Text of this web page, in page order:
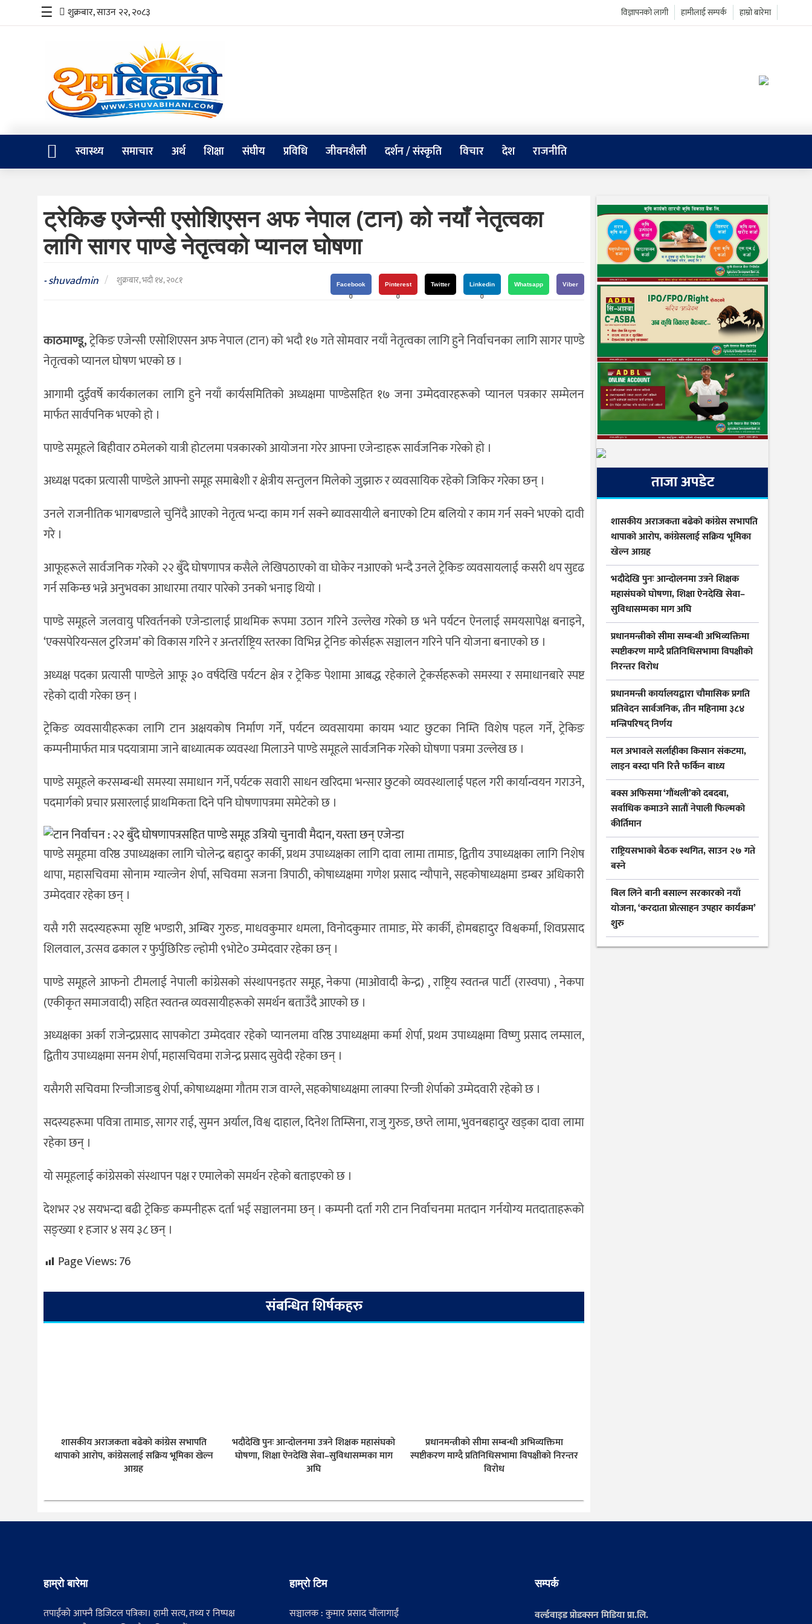
समाचार
संघीय
जीवनशैली
संस्कृति
राजनीति
☰ शुक्रबार, साउन २२, २०८३ हाम्रो बारेमा
हामीलाई सम्पर्क
विज्ञापनको लागी
स्वास्थ्य समाचार अर्थ शिक्षा संघीय प्रविधि जीवनशैली दर्शन / संस्कृति विचार देश राजनीति
ट्रेकिङ एजेन्सी एसोशिएसन अफ नेपाल (टान) को नयाँ नेतृत्वका
लागि सागर पाण्डे नेतृत्वको प्यानल घोषणा
-shuvadmin / शुक्रबार, भदौ १४, २०८१
Facebook
0
Pinterest
0
Twitter
Linkedin
0
Whatsapp Viber
काठमाण्डू,ट्रेकिङ एजेन्सी एसोशिएसन अफ नेपाल (टान) को भदौ १७ गते सोमवार नयाँ नेतृत्वका लागि हुने निर्वाचनका लागि सागर पाण्डे
नेतृत्वको प्यानल घोषण भएको छ ।
आगामी दुईवर्षे कार्यकालका लागि हुने नयाँ कार्यसमितिको अध्यक्षमा पाण्डेसहित १७ जना उम्मेदवारहरूको प्यानल पत्रकार सम्मेलन
मार्फत सार्वपनिक भएको हो ।
पाण्डे समूहले बिहीवार ठमेलको यात्री होटलमा पत्रकारको आयोजना गरेर आफ्ना एजेन्डाहरू सार्वजनिक गरेको हो ।
अध्यक्ष पदका प्रत्यासी पाण्डेले आफ्नो समूह समाबेशी र क्षेत्रीय सन्तुलन मिलेको जुझारु र व्यवसायिक रहेको जिकिर गरेका छन् ।
उनले राजनीतिक भागबण्डाले चुनिंदै आएको नेतृत्व भन्दा काम गर्न सक्ने ब्यावसायीले बनाएको टिम बलियो र काम गर्न सक्ने भएको दावी
गरे ।
आफूहरूले सार्वजनिक गरेको २२ बुँदे घोषणापत्र कसैले लेखिपठाएको वा घोकेर नआएको भन्दै उनले ट्रेकिङ व्यवसायलाई कसरी थप सुदृढ
गर्न सकिन्छ भन्ने अनुभवका आधारमा तयार पारेको उनको भनाइ थियो ।
पाण्डे समूहले जलवायु परिवर्तनको एजेन्डालाई प्राथमिक रूपमा उठान गरिने उल्लेख गरेको छ भने पर्यटन ऐनलाई समयसापेक्ष बनाइने,
‘एक्सपेरियन्सल टुरिजम’ को विकास गरिने र अन्तर्राष्ट्रिय स्तरका विभिन्न ट्रेनिङ कोर्सहरू सञ्चालन गरिने पनि योजना बनाएको छ ।
अध्यक्ष पदका प्रत्यासी पाण्डेले आफू ३० वर्षदेखि पर्यटन क्षेत्र र ट्रेकिङ पेशामा आबद्ध रहेकाले ट्रेकर्सहरूको समस्या र समाधानबारे स्पष्ट
रहेको दावी गरेका छन् ।
ट्रेकिङ व्यवसायीहरूका लागि टान अक्षयकोष निर्माण गर्ने, पर्यटन व्यवसायमा कायम भ्याट छुटका निम्ति विशेष पहल गर्ने, ट्रेकिङ
कम्पनीमार्फत मात्र पदयात्रामा जाने बाध्यात्मक व्यवस्था मिलाउने पाण्डे समूहले सार्वजनिक गरेको घोषणा पत्रमा उल्लेख छ ।
पाण्डे समूहले करसम्बन्धी समस्या समाधान गर्ने, पर्यटक सवारी साधन खरिदमा भन्सार छुटको व्यवस्थालाई पहल गरी कार्यान्वयन गराउने,
पदमार्गको प्रचार प्रसारलाई प्राथमिकता दिने पनि घोषणापत्रमा समेटेको छ ।
पाण्डे समूहमा वरिष्ठ उपाध्यक्षका लागि चोलेन्द्र बहादुर कार्की, प्रथम उपाध्यक्षका लागि दावा लामा तामाङ, द्वितीय उपाध्यक्षका लागि निशेष
थापा, महासचिवमा सोनाम ग्याल्जेन शेर्पा, सचिवमा सजना त्रिपाठी, कोषाध्यक्षमा गणेश प्रसाद न्यौपाने, सहकोषाध्यक्षमा डम्बर अधिकारी
उम्मेदवार रहेका छन् ।
यसै गरी सदस्यहरूमा सृष्टि भण्डारी, अम्बिर गुरुङ, माधवकुमार धमला, विनोदकुमार तामाङ, मेरे कार्की, होमबहादुर विश्वकर्मा, शिवप्रसाद
शिलवाल, उत्सव ढकाल र फुर्पुछिरिङ ल्होमी ९भोटे० उम्मेदवार रहेका छन् ।
पाण्डे समूहले आफनो टीमलाई नेपाली कांग्रेसको संस्थापनइतर समूह, नेकपा (माओवादी केन्द्र) , राष्ट्रिय स्वतन्त्र पार्टी (रास्वपा) , नेकपा
(एकीकृत समाजवादी) सहित स्वतन्त्र व्यवसायीहरूको समर्थन बताउँदै आएको छ ।
अध्यक्षका अर्का राजेन्द्रप्रसाद सापकोटा उम्मेदवार रहेको प्यानलमा वरिष्ठ उपाध्यक्षमा कर्मा शेर्पा, प्रथम उपाध्यक्षमा विष्णु प्रसाद लम्साल,
द्वितीय उपाध्यक्षमा सनम शेर्पा, महासचिवमा राजेन्द्र प्रसाद सुवेदी रहेका छन् ।
यसैगरी सचिवमा रिन्जीजाङबु शेर्पा, कोषाध्यक्षमा गौतम राज वाग्ले, सहकोषाध्यक्षमा लाक्पा रिन्जी शेर्पाको उम्मेदवारी रहेको छ ।
सदस्यहरूमा पवित्रा तामाङ, सागर राई, सुमन अर्याल, विश्व दाहाल, दिनेश तिम्सिना, राजु गुरुङ, छप्ते लामा, भुवनबहादुर खड्का दावा लामा
रहेका छन् ।
यो समूहलाई कांग्रेसको संस्थापन पक्ष र एमालेको समर्थन रहेको बताइएको छ ।
देशभर २४ सयभन्दा बढी ट्रेकिङ कम्पनीहरू दर्ता भई सञ्चालनमा छन् । कम्पनी दर्ता गरी टान निर्वाचनमा मतदान गर्नयोग्य मतदाताहरूको
सङ्ख्या १ हजार ४ सय ३८ छन् ।
Page Views:76
संबन्धित शिर्षकहरु
शासकीय अराजकता बढेको कांग्रेस सभापति
थापाको आरोप, कांग्रेसलाई सक्रिय भूमिका खेल्न
आग्रह
भदौदेखि पुनः आन्दोलनमा उत्रने शिक्षक महासंघको
घोषणा, शिक्षा ऐनदेखि सेवा–सुविधासम्मका माग
अघि
प्रधानमन्त्रीको सीमा सम्बन्धी अभिव्यक्तिमा
स्पष्टीकरण माग्दै प्रतिनिधिसभामा विपक्षीको निरन्तर
विरोध
ताजा अपडेट
शासकीय अराजकता बढेको कांग्रेस सभापति
थापाको आरोप, कांग्रेसलाई सक्रिय भूमिका
खेल्न आग्रह
भदौदेखि पुनः आन्दोलनमा उत्रने शिक्षक
महासंघको घोषणा, शिक्षा ऐनदेखि सेवा–
सुविधासम्मका माग अघि
प्रधानमन्त्रीको सीमा सम्बन्धी अभिव्यक्तिमा
स्पष्टीकरण माग्दै प्रतिनिधिसभामा विपक्षीको
निरन्तर विरोध
प्रधानमन्त्री कार्यालयद्वारा चौमासिक प्रगति
प्रतिवेदन सार्वजनिक, तीन महिनामा ३८४
मन्त्रिपरिषद् निर्णय
मल अभावले सर्लाहीका किसान संकटमा,
लाइन बस्दा पनि रित्तै फर्किन बाध्य
बक्स अफिसमा ‘गौंथली’को दबदबा,
सर्वाधिक कमाउने सातौं नेपाली फिल्मको
कीर्तिमान
राष्ट्रियसभाको बैठक स्थगित, साउन २७ गते
बस्ने
बिल लिने बानी बसाल्न सरकारको नयाँ
योजना, ‘करदाता प्रोत्साहन उपहार कार्यक्रम’
शुरु
हाम्रो बारेमा
तपाईंको आफ्नै डिजिटल पत्रिका। हामी सत्य, तथ्य र निष्पक्ष
हाम्रो टिम
सञ्चालक : कुमार प्रसाद चौंलागाईं
सम्पर्क
वर्ल्डवाइड प्रोडक्सन मिडिया प्रा.लि.